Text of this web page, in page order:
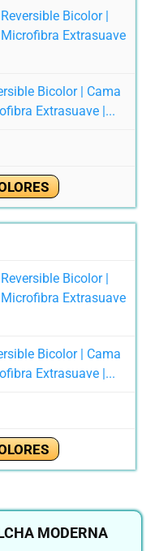
Bicolor | Cama
Extrasuave |...
Bicolor | Cama
Extrasuave |...
MODERNA